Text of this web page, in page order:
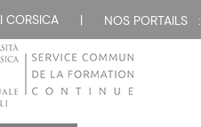
CORSICA | NOS PORTAILS :